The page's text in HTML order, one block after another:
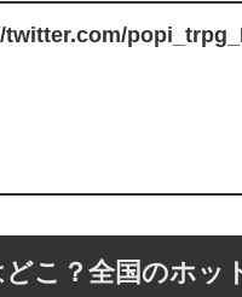
こ？全国のホッ